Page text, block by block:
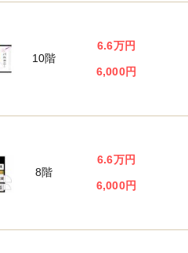
10階
6.6万円
6,000円
8階
6.6万円
6,000円